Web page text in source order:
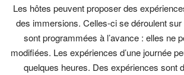
Les hôtes peuvent proposer des
des immersions. Celles-ci se déroulent
sont programmées à l’avance : elles ne
modifiées. Les expériences d’une journée
quelques heures. Des expériences sont